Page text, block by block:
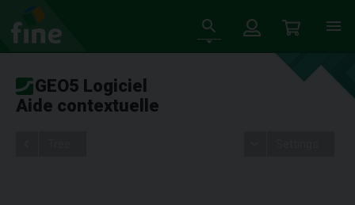
GEO5 Logiciel
Aide contextuelle